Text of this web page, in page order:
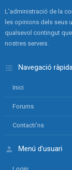
L'administració de la
les opinions dels seus
qualsevol contingut
nostres serveis.
Navegació
Inici
Forums
Contacti'ns
Menú d'usuari